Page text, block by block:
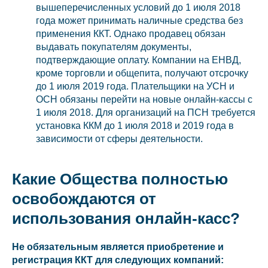
вышеперечисленных условий до 1 июля 2018
года может принимать наличные средства без
применения ККТ. Однако продавец обязан
выдавать покупателям документы,
подтверждающие оплату. Компании на ЕНВД,
кроме торговли и общепита, получают отсрочку
до 1 июля 2019 года. Плательщики на УСН и
ОСН обязаны перейти на новые онлайн-кассы с
1 июля 2018. Для организаций на ПСН требуется
установка ККМ до 1 июля 2018 и 2019 года в
зависимости от сферы деятельности.
Какие Общества полностью
освобождаются от
использования онлайн-касс?
Не обязательным является приобретение и
регистрация ККТ для следующих компаний: